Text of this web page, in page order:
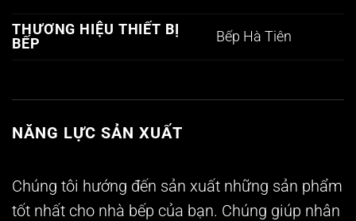
THƯƠNG HIỆU THIẾT BỊ
BẾP
Bếp Hà Tiên
NĂNG LỰC SẢN XUẤT
Chúng tôi hướng đến sản xuất những sản phẩm
tốt nhất cho nhà bếp của bạn. Chúng giúp nhân